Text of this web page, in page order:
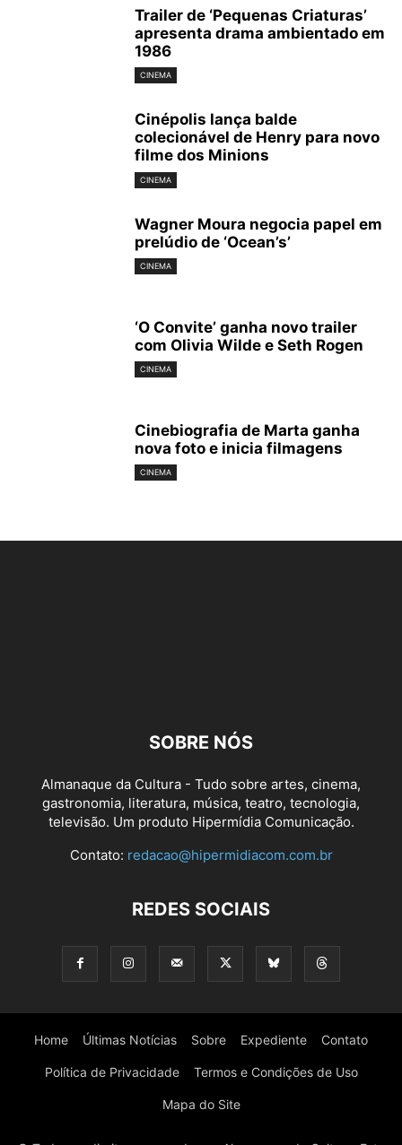
Trailer de ‘Pequenas Criaturas’
apresenta drama ambientado em
1986
CINEMA
Cinépolis lança balde
colecionável de Henry para novo
filme dos Minions
CINEMA
Wagner Moura negocia papel em
prelúdio de ‘Ocean’s’
CINEMA
‘O Convite’ ganha novo trailer
com Olivia Wilde e Seth Rogen
CINEMA
Cinebiografia de Marta ganha
nova foto e inicia filmagens
CINEMA
SOBRE NÓS
Almanaque da Cultura - Tudo sobre artes, cinema,
gastronomia, literatura, música, teatro, tecnologia,
televisão. Um produto Hipermídia Comunicação.
Contato: redacao@hipermidiacom.com.br
REDES SOCIAIS
Home Últimas Notícias Sobre Expediente Contato
Política de Privacidade Termos e Condições de Uso
Mapa do Site